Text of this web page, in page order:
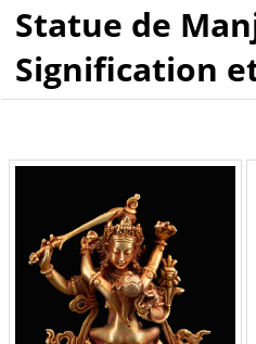
Statue de
Signification